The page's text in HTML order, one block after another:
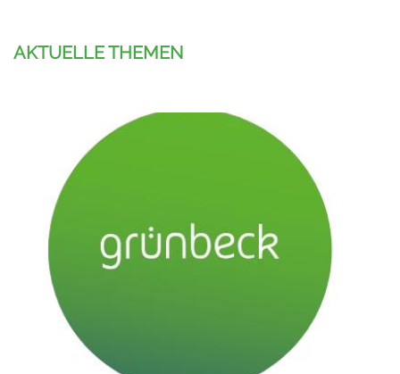
AKTUELLE THEMEN